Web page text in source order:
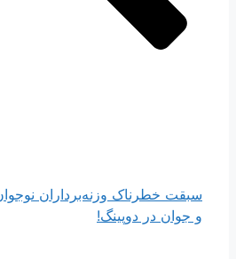
سبقت خطرناک وزنه‌برداران نوجوان
و جوان در دوپینگ!